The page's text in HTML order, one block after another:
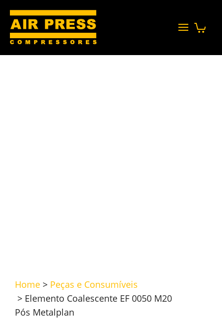
Home > Peças e Consumíveis
> Elemento Coalescente EF 0050 M20
Pós Metalplan